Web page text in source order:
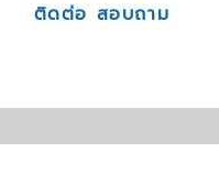
ติดต่อ สอบถาม